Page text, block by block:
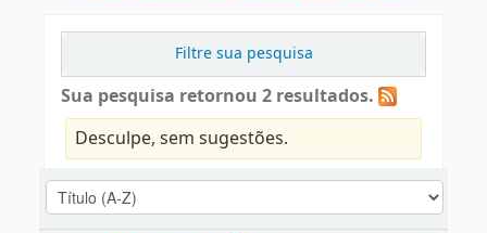
Filtre sua pesquisa
Sua pesquisa retornou 2 resultados.
Desculpe, sem sugestões.